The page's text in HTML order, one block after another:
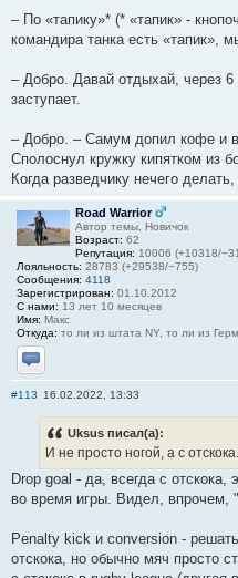
– По «тапику»* (* «тапик» -
командира танка есть «тапик»,
– Добро. Давай отдыхай, через
заступает.
– Добро. – Самум допил кофе и
Сполоснул кружку кипятком из
Когда разведчику нечего
Road Warrior
Автор темы, Новичок
Возраст: 62
Репутация: 10006 (+10318/
Лояльность: 28783 (+29538/−755)
Сообщения: 4118
Зарегистрирован: 01.10.2012
С нами: 13 лет 10 месяцев
Имя: Макс
Откуда: то ли из штата NY, то ли из
Отправить личное
#113 16.02.2022, 13:33
Uksus писал(а):
И не просто ногой, а с
Drop goal - да, всегда с
во время игры. Видел, впрочем,
Penalty kick и conversion -
отскока, но обычно мяч просто